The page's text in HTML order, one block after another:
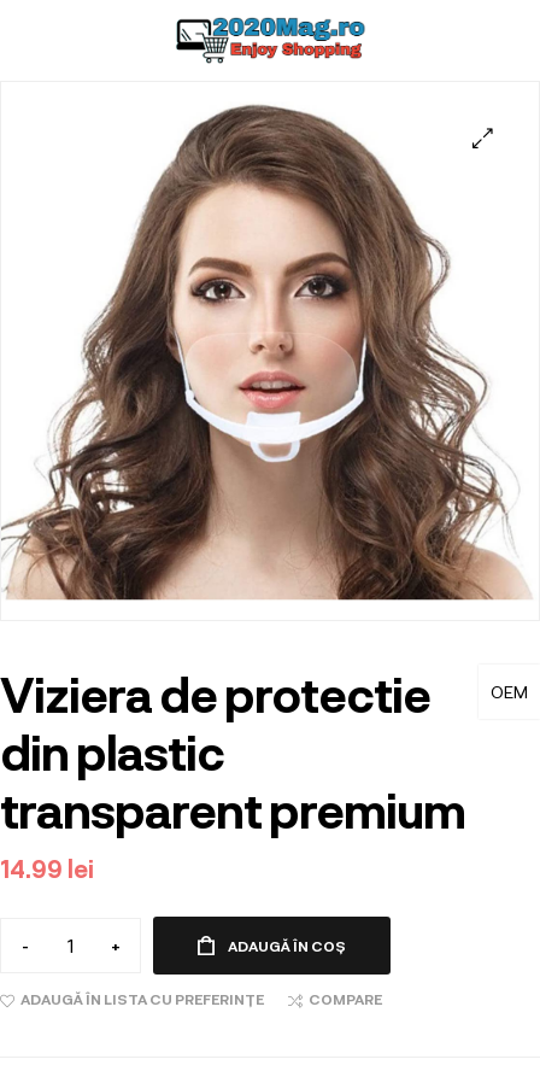
OEM
Viziera de protectie
din plastic
transparent premium
14.99 lei
- + ADAUGĂ ÎN COȘ
ADAUGĂ ÎN LISTA CU PREFERINȚE COMPARE